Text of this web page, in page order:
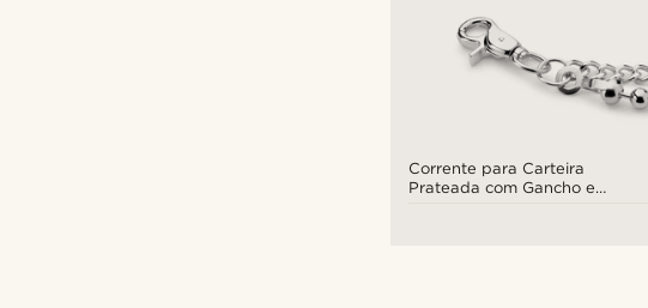
Corrente para Carteira
Prateada com Gancho e